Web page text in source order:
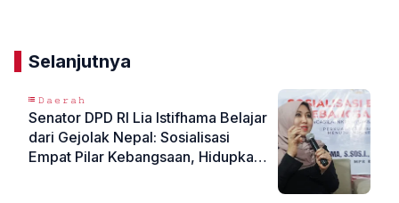
Selanjutnya
𝙳𝚊𝚎𝚛𝚊𝚑
Senator DPD RI Lia Istifhama Belajar
dari Gejolak Nepal: Sosialisasi
Empat Pilar Kebangsaan, Hidupkan